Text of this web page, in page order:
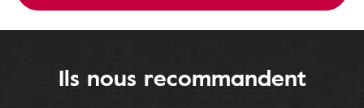
Ils nous recommandent